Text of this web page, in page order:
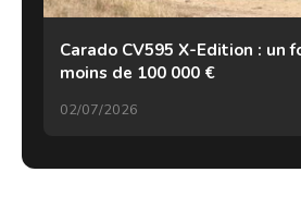
Carado CV595 X-Edition : un
moins de 100 000 €
02/07/2026